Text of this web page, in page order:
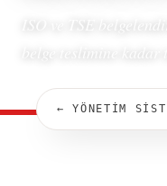
← YÖNETİM